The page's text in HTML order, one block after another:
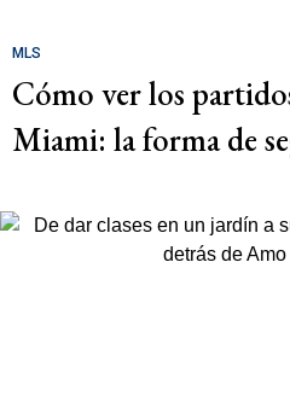
MLS
Cómo ver los
Miami: la forma de